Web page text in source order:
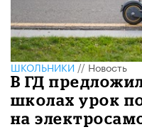
ШКОЛЬНИКИ//Новость
В ГД
школах урок
на